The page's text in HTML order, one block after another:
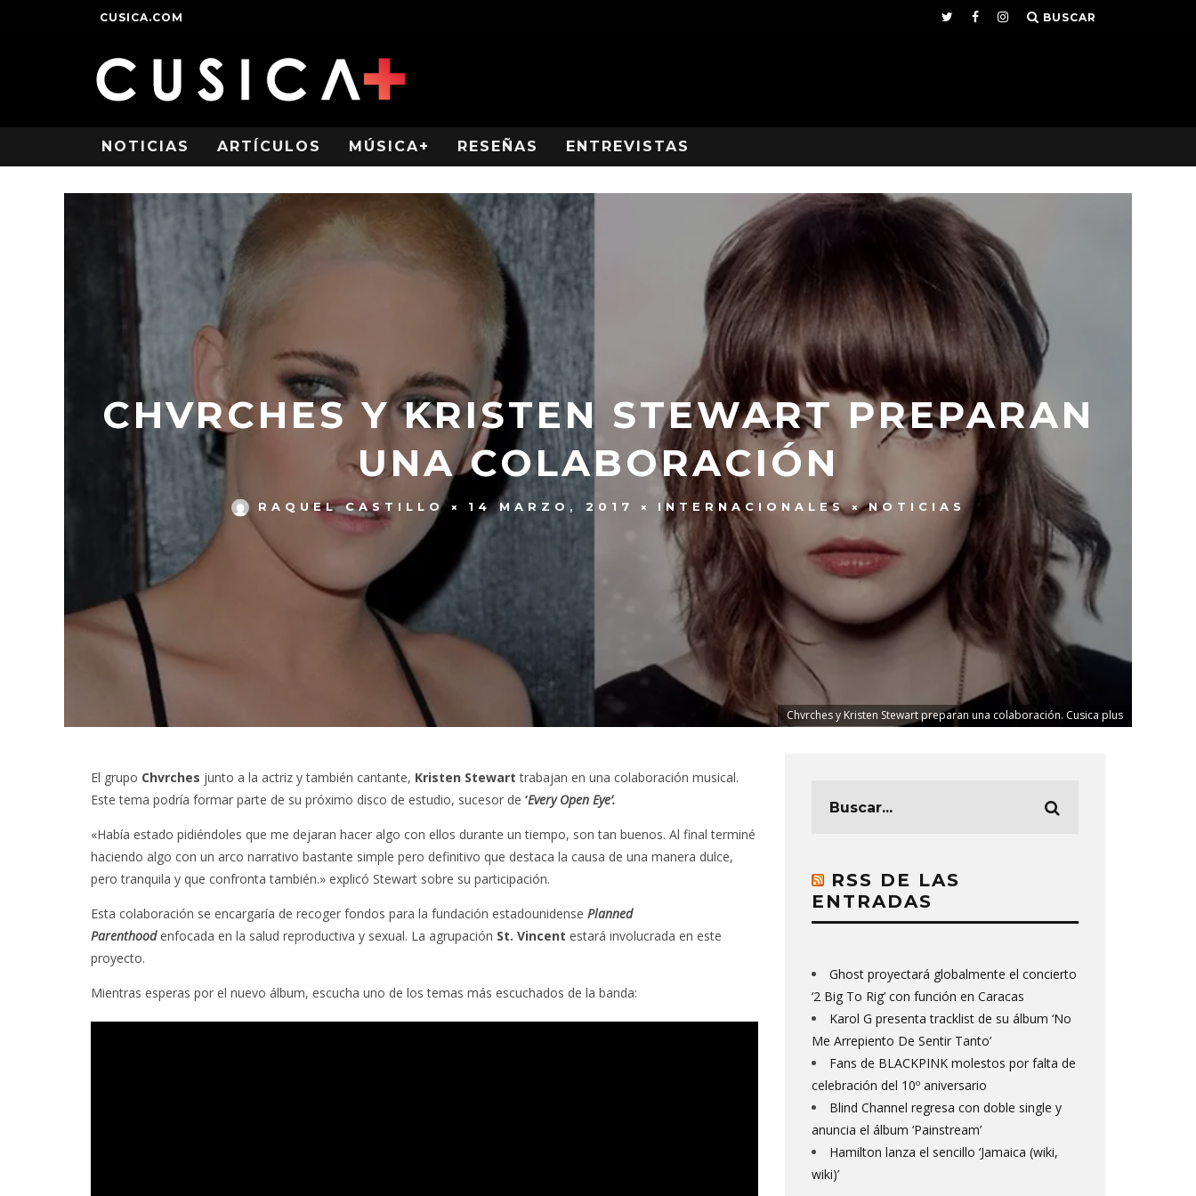
CUSICA.COM BUSCAR
NOTICIAS ARTÍCULOS MÚSICA+ RESEÑAS ENTREVISTAS
CHVRCHES Y KRISTEN STEWART PREPARAN
UNA COLABORACIÓN
RAQUEL CASTILLO 14 MARZO, 2017 INTERNACIONALES NOTICIAS
Chvrches y Kristen Stewart preparan una colaboración. Cusica plus
El grupo Chvrches junto a la actriz y también cantante, Kristen Stewarttrabajan en una colaboración musical.
Este tema podría formar parte de su próximo disco de estudio, sucesor de ‘Every Open Eye’.
«Había estado pidiéndoles que me dejaran hacer algo con ellos durante un tiempo, son tan buenos. Al final terminé
haciendo algo con un arco narrativo bastante simple pero definitivo que destaca la causa de una manera dulce,
pero tranquila y que confronta también.» explicó Stewart sobre su participación.
Esta colaboración se encargaría de recoger fondos para la fundación estadounidense Planned
Parenthoodenfocada en la salud reproductiva y sexual. La agrupación St. Vincent estará involucrada en este
proyecto.
Mientras esperas por el nuevo álbum, escucha uno de los temas más escuchados de la banda:
RSS DE LAS
ENTRADAS
Ghost proyectará globalmente el concierto
‘2 Big To Rig’ con función en Caracas
Karol G presenta tracklist de su álbum ‘No
Me Arrepiento De Sentir Tanto’
Fans de BLACKPINK molestos por falta de
celebración del 10º aniversario
Blind Channel regresa con doble single y
anuncia el álbum ‘Painstream’
Hamilton lanza el sencillo ‘Jamaica (wiki,
wiki)’